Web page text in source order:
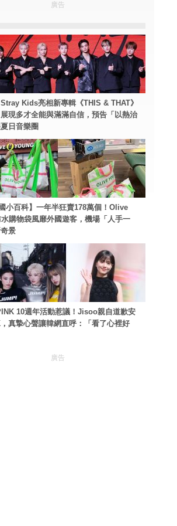
廣告
Kids亮相新專輯《THIS & THAT》
現多才全能與滿滿自信，預告「以熱治
日音樂圈
小百科】一年半狂賣178萬個！Olive
購物袋風靡外國遊客，機場「人手一
景
10週年活動惹議！Jisoo親自道歉安
真摯心聲讓韓網直呼：「看了心裡好
廣告